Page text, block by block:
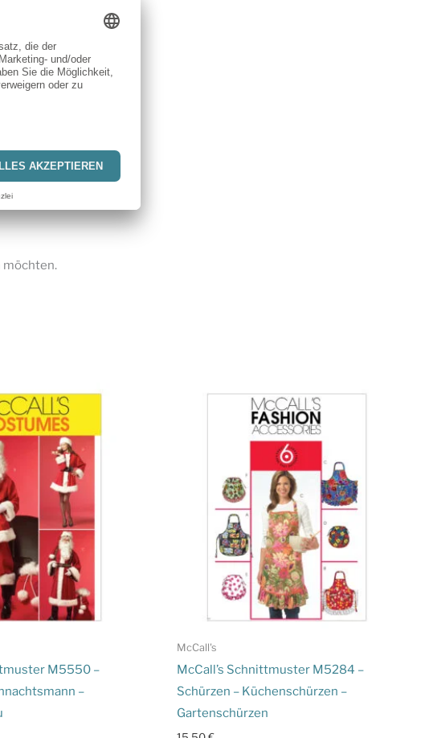
möchten.
M5550 –
–
McCall's
McCall’s Schnittmuster M5284 –
Schürzen – Küchenschürzen –
Gartenschürzen